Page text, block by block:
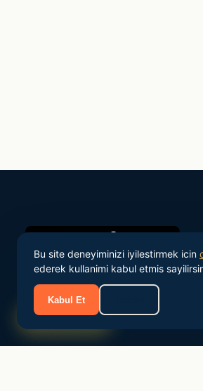
Turkiye'nin onde gelen personel
Bu site deneyiminizi iyilestirmek icin
ederek kullanimi kabul etmis
Kabul Et
Sizi Arayalim